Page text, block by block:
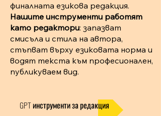
финалната езикова редакция.
Нашите инструменти работят
като редактори: запазват
смисъла и стила на автора,
стъпват върху езиковата норма и
водят текста към професионален,
публикуваем вид.
GPT инструменти за редакция